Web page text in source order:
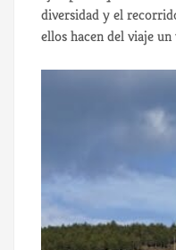
diversidad y el
ellos hacen del viaje